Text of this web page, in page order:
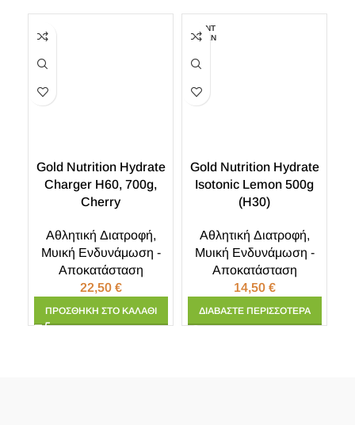
Gold Nutrition Hydrate
Charger H60, 700g,
Cherry
Αθλητική Διατροφή,
Μυική Ενδυνάμωση -
Αποκατάσταση
22,50 €
ΠΡΟΣΘΉΚΗ ΣΤΟ ΚΑΛΆΘΙ
ΕΞΑΝΤ
ΛΗΜΈΝ
Gold Nutrition Hydrate
Isotonic Lemon 500g
(H30)
Αθλητική Διατροφή,
Μυική Ενδυνάμωση -
Αποκατάσταση
14,50 €
ΔΙΑΒΆΣΤΕ ΠΕΡΙΣΣΌΤΕΡΑ